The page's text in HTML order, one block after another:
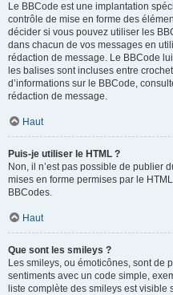
Le BBCode est une implantation
contrôle de mise en forme des
décider si vous pouvez utiliser les
dans chacun de vos messages en
rédaction de message. Le BBCode
les balises sont incluses entre
d’informations sur le BBCode,
rédaction de message.
Haut
Puis-je utiliser le HTML ?
Non, il n’est pas possible de publier
mises en forme permises par le
BBCodes.
Haut
Que sont les smileys ?
Les smileys, ou émoticônes, sont de
sentiments avec un code simple,
liste complète des smileys est